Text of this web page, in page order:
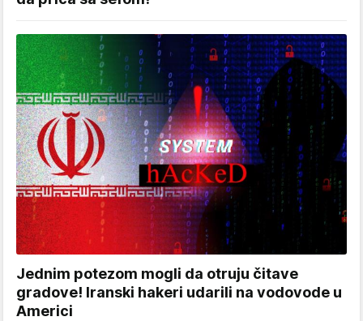
Jednim potezom mogli da otruju čitave
gradove! Iranski hakeri udarili na vodovode u
Americi